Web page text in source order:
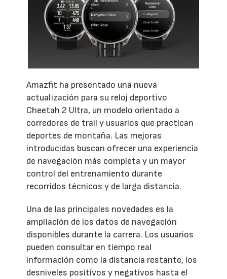
Amazfit ha presentado una nueva
actualización para su reloj deportivo
Cheetah 2 Ultra, un modelo orientado a
corredores de trail y usuarios que practican
deportes de montaña. Las mejoras
introducidas buscan ofrecer una experiencia
de navegación más completa y un mayor
control del entrenamiento durante
recorridos técnicos y de larga distancia.
Una de las principales novedades es la
ampliación de los datos de navegación
disponibles durante la carrera. Los usuarios
pueden consultar en tiempo real
información como la distancia restante, los
desniveles positivos y negativos hasta el